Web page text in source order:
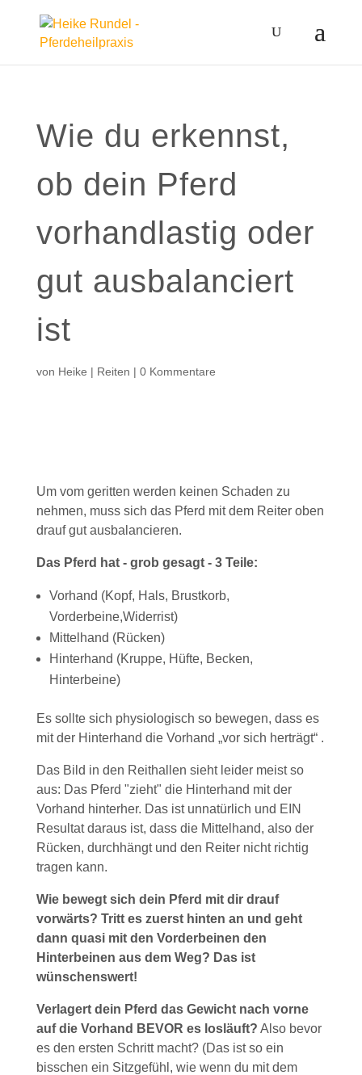
Wie du erkennst,
ob dein Pferd
vorhandlastig oder
gut ausbalanciert
ist
von Heike | Reiten | 0 Kommentare
Um vom geritten werden keinen Schaden zu
nehmen, muss sich das Pferd mit dem Reiter oben
drauf gut ausbalancieren.
Das Pferd hat - grob gesagt - 3 Teile:
Vorhand (Kopf, Hals, Brustkorb,
Vorderbeine,Widerrist)
Mittelhand (Rücken)
Hinterhand (Kruppe, Hüfte, Becken,
Hinterbeine)
Es sollte sich physiologisch so bewegen, dass es
mit der Hinterhand die Vorhand „vor sich herträgt“ .
Das Bild in den Reithallen sieht leider meist so
aus: Das Pferd "zieht" die Hinterhand mit der
Vorhand hinterher. Das ist unnatürlich und EIN
Resultat daraus ist, dass die Mittelhand, also der
Rücken, durchhängt und den Reiter nicht richtig
tragen kann.
Wie bewegt sich dein Pferd mit dir drauf
vorwärts? Tritt es zuerst hinten an und geht
dann quasi mit den Vorderbeinen den
Hinterbeinen aus dem Weg? Das ist
wünschenswert!
Verlagert dein Pferd das Gewicht nach vorne
auf die Vorhand BEVOR es losläuft? Also bevor
es den ersten Schritt macht? (Das ist so ein
bisschen ein Sitzgefühl, wie wenn du mit dem